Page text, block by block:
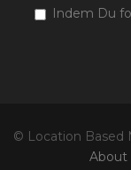
Indem Du
© Location Based
About